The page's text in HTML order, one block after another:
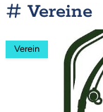
Vereine
Verein